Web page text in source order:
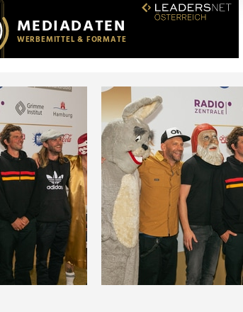
Werbung und Analysen weiter. Unsere
die Sie ihnen bereitgestellt haben oder